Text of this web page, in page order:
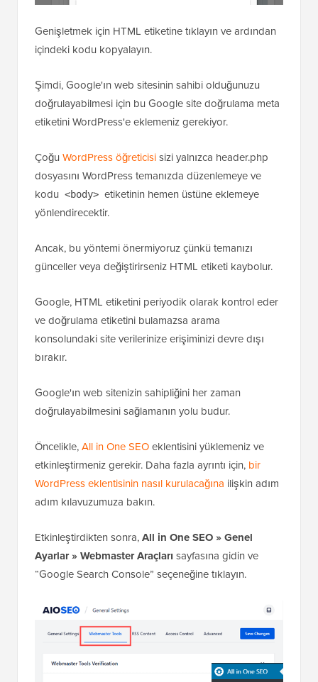
Genişletmek için HTML etiketine tıklayın ve ardından
içindeki kodu kopyalayın.
Şimdi, Google'ın web sitesinin sahibi olduğunuzu
doğrulayabilmesi için bu Google site doğrulama meta
etiketini WordPress'e eklemeniz gerekiyor.
Çoğu WordPress öğreticisisizi yalnızca header.php
dosyasını WordPress temanızda düzenlemeye ve
kodu <body> etiketinin hemen üstüne eklemeye
yönlendirecektir.
Ancak, bu yöntemi önermiyoruz çünkü temanızı
günceller veya değiştirirseniz HTML etiketi kaybolur.
Google, HTML etiketini periyodik olarak kontrol eder
ve doğrulama etiketini bulamazsa arama
konsolundaki site verilerinize erişiminizi devre dışı
bırakır.
Google'ın web sitenizin sahipliğini her zaman
doğrulayabilmesini sağlamanın yolu budur.
Öncelikle,All in One SEOeklentisini yüklemeniz ve
etkinleştirmeniz gerekir. Daha fazla ayrıntı için, bir
WordPress eklentisinin nasıl kurulacağına ilişkin adım
adım kılavuzumuza bakın.
Etkinleştirdikten sonra,All in One SEO » Genel
Ayarlar » Webmaster Araçları sayfasına gidin ve
“Google Search Console” seçeneğine tıklayın.